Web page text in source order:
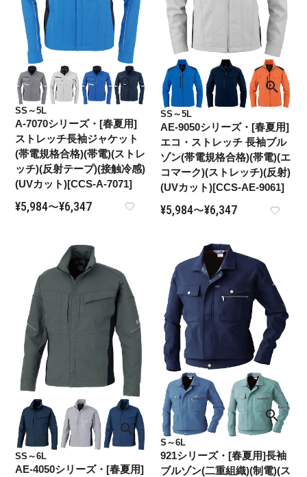
SS～5L
A-7070シリーズ・[春夏用]
ストレッチ長袖ジャケット
(帯電規格合格)(帯電)(ストレ
ッチ)(反射テープ)(接触冷感)
(UVカット)[CCS-A-7071]
¥5,984〜¥6,347
SS～5L
AE-9050シリーズ・[春夏用]
エコ・ストレッチ 長袖ブル
ゾン(帯電規格合格)(帯電)(エ
コマーク)(ストレッチ)(反射)
(UVカット)[CCS-AE-9061]
¥5,984〜¥6,347
SS～6L
AE-4050シリーズ・[春夏用]
S～6L
921シリーズ・[春夏用]長袖
ブルゾン(二重組織)(制電)(ス